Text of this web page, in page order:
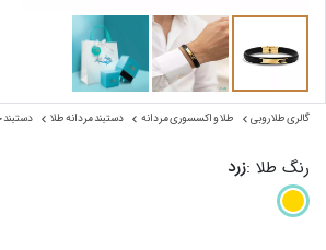
گالری طلا روبی طلا و اکسسوری مردانه دستبند مردانه طلا دستبند
رنگ طلا :زرد